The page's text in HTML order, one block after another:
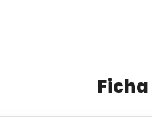
Ficha